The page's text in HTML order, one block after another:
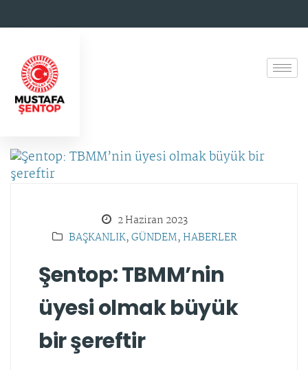
2 Haziran 2023
BAŞKANLIK,GÜNDEM,HABERLER
Şentop: TBMM’nin
üyesi olmak büyük
bir şereftir